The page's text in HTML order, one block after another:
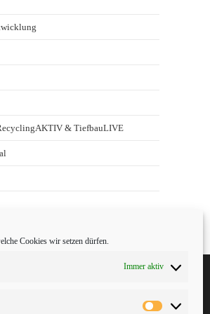
Cookies wir setzen dürfen.
Immer aktiv
& TiefbauLIVE